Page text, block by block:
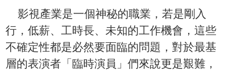
影視產業是一個神秘的職業，若是剛入
行，低薪、工時長、未知的工作機會，這些
不確定性都是必然要面臨的問題，對於最基
層的表演者「臨時演員」們來說更是艱難，